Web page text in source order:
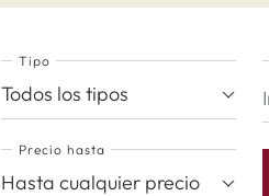
Tipo
Todos los tipos
Precio hasta
Hasta cualquier precio